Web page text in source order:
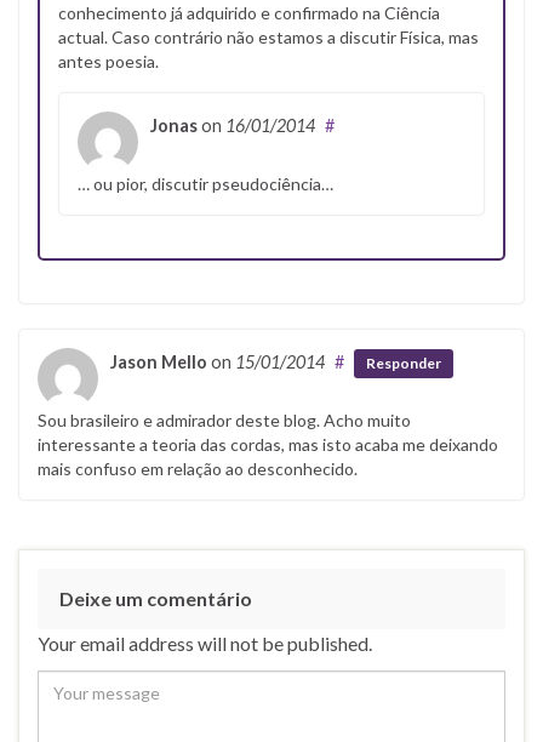
conhecimento já adquirido e confirmado na Ciência
actual. Caso contrário não estamos a discutir Física, mas
antes poesia.
Jonason 16/01/2014 #
… ou pior, discutir pseudociência…
Jason Mello on 15/01/2014 # Responder
Sou brasileiro e admirador deste blog. Acho muito
interessante a teoria das cordas, mas isto acaba me deixando
mais confuso em relação ao desconhecido.
Deixe um comentário
Your email address will not be published.